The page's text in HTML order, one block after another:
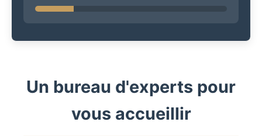
Un bureau d'experts pour
vous accueillir